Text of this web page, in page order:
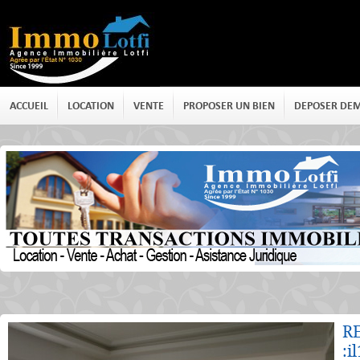
ACCUEIL LOCATION VENTE PROPOSER UN BIEN DEPOSER
Détails